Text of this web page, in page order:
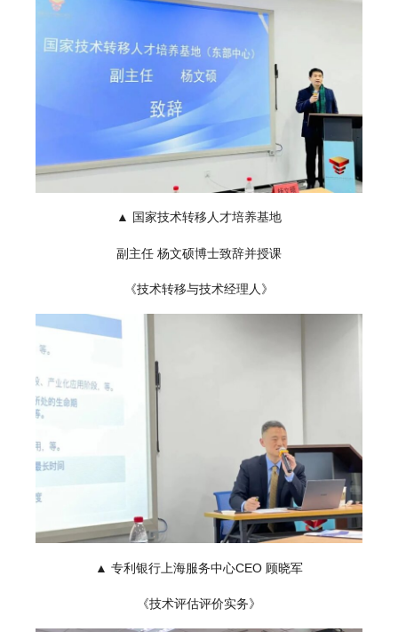
▲ 国家技术转移人才培养基地
副主任 杨文硕博士致辞并授课
《技术转移与技术经理人》
▲ 专利银行上海服务中心CEO 顾晓军
《技术评估评价实务》